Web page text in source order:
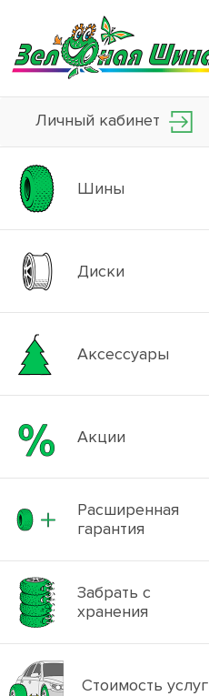
Личный кабинет
Шины
Диски
Аксессуары
Акции
Расширенная
гарантия
Забрать с
хранения
Стоимость услуг